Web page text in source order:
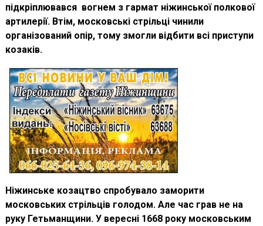
підкріплювався вогнем з гармат ніжинської полкової
артилерії. Втім, московські стрільці чинили
організований опір, тому змогли відбити всі приступи
козаків.
Ніжинське козацтво спробувало заморити
московських стрільців голодом. Але час грав не на
руку Гетьманщини. У вересні 1668 року московським